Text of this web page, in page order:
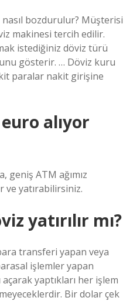
bozdurulur? Müşterisi
makinesi tercih edilir.
istediğiniz döviz türü
gösterir. … Döviz kuru
paralar nakit girişine
alıyor
geniş ATM ağımız
ve yatırabilirsiniz.
yatırılır mı?
transferi yapan veya
işlemler yapan
açarak yaptıkları her işlem
Bir dolar çek